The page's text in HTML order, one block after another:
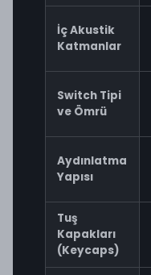
İç Akustik
Katmanlar
Switch Tipi
ve Ömrü
Aydınlatma
Yapısı
Tuş
Kapakları
(Keycaps)